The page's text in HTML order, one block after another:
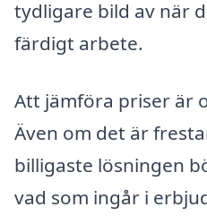
tydligare bild av när
färdigt arbete.
Att jämföra priser är
Även om det är
billigaste lösningen
vad som ingår i